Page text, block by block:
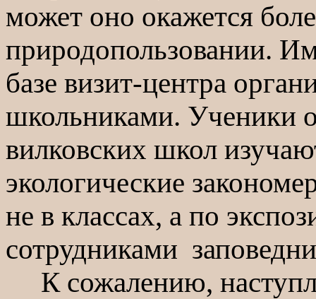
может оно окажется
природопользовании.
базе визит-центра
школьниками. Ученики
вилковских школ
экологические
не в классах, а по
сотрудниками
К сожалению,